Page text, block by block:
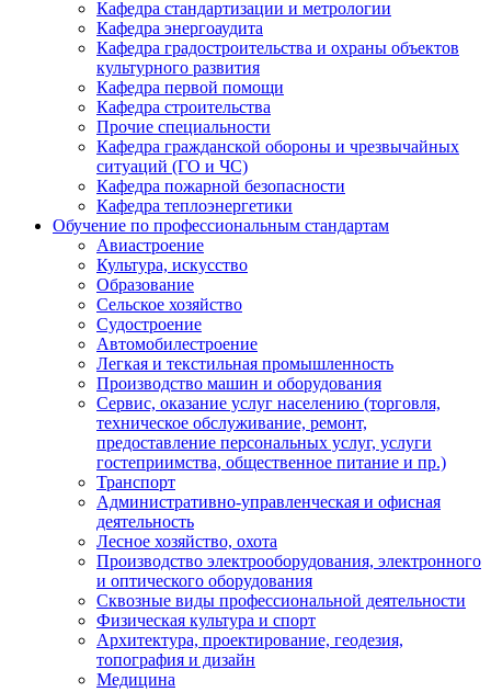
Кафедра стандартизации и метрологии
Кафедра энергоаудита
Кафедра градостроительства и охраны объектов
культурного развития
Кафедра первой помощи
Кафедра строительства
Прочие специальности
Кафедра гражданской обороны и чрезвычайных
ситуаций (ГО и ЧС)
Кафедра пожарной безопасности
Кафедра теплоэнергетики
Обучение по профессиональным стандартам
Авиастроение
Культура, искусство
Образование
Сельское хозяйство
Судостроение
Автомобилестроение
Легкая и текстильная промышленность
Производство машин и оборудования
Сервис, оказание услуг населению (торговля,
техническое обслуживание, ремонт,
предоставление персональных услуг, услуги
гостеприимства, общественное питание и пр.)
Транспорт
Административно-управленческая и офисная
деятельность
Лесное хозяйство, охота
Производство электрооборудования, электронного
и оптического оборудования
Сквозные виды профессиональной деятельности
Физическая культура и спорт
Архитектура, проектирование, геодезия,
топография и дизайн
Медицина